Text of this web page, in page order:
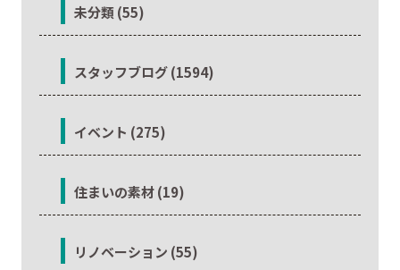
未分類 (55)
スタッフブログ (1594)
イベント (275)
住まいの素材 (19)
リノベーション (55)